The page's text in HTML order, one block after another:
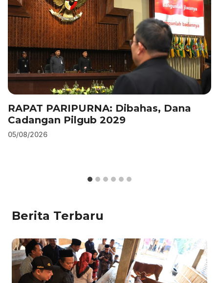
RAPAT PARIPURNA: Dibahas, Dana
Cadangan Pilgub 2029
05/08/2026
Berita Terbaru